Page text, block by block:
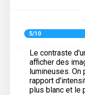
5/10
Le contraste
afficher des
lumineuses. On
rapport
plus blanc et le